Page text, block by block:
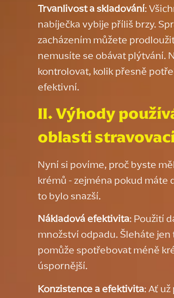
Trvanlivost a skladování:
nabíječka vybije příliš brzy.
zacházením můžete
nemusíte se obávat plýtvání.
kontrolovat, kolik přesně
efektivní.
II.Výhody
oblasti
Nyní si povíme, proč byste
krémů - zejména pokud máte
to bylo snazší.
Nákladová efektivita: Použití
množství odpadu. Šleháte
pomůže spotřebovat méně
úspornější.
Konzistence a efektivita: Ať